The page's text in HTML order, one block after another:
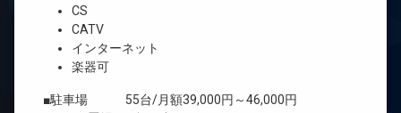
CS
CATV
インターネット
楽器可
■駐車場 55台/月額39,000円～46,000円